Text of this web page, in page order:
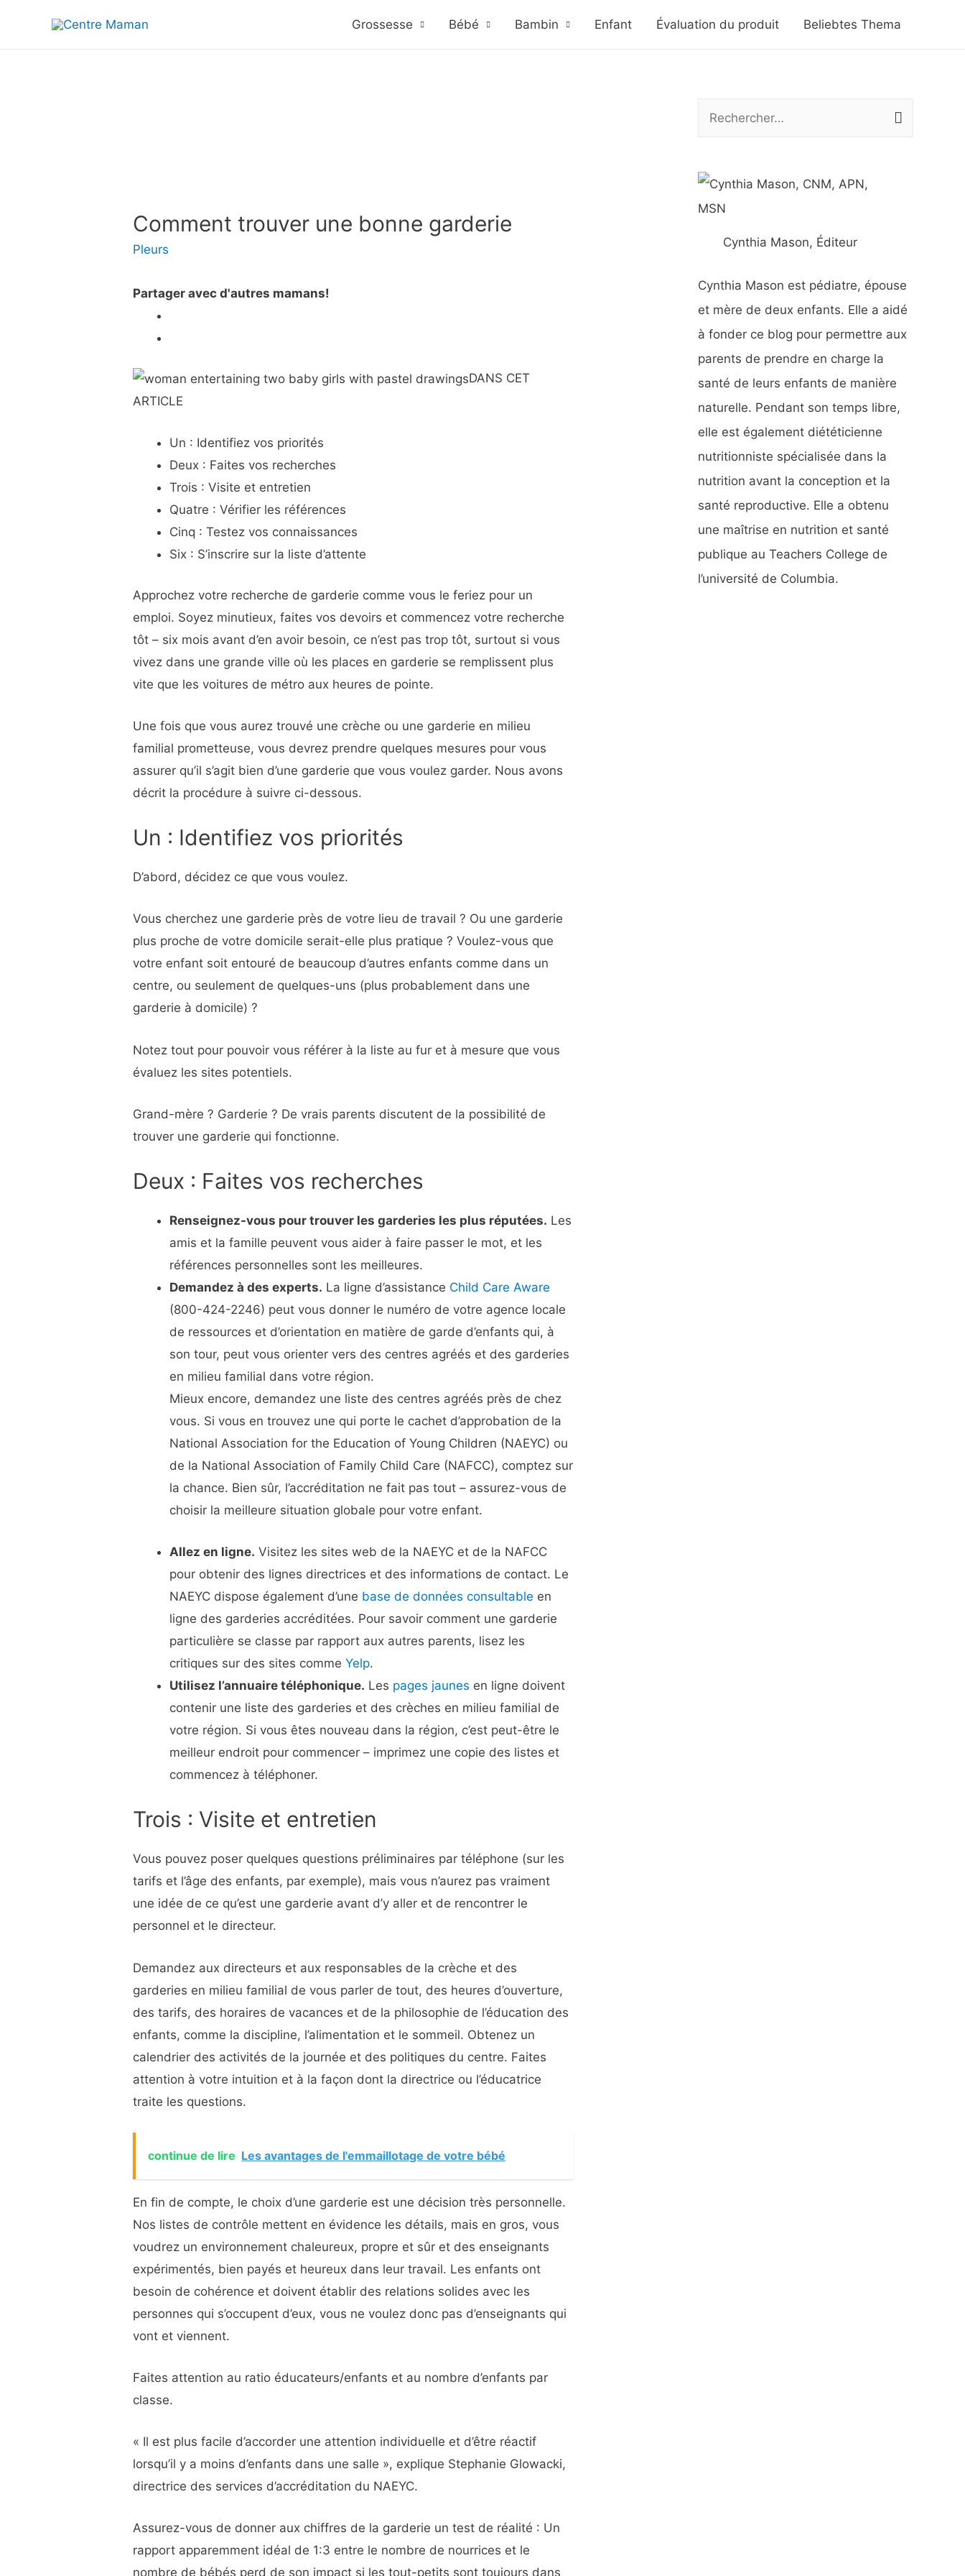
Grossesse Bébé Bambin Enfant Évaluation du produit Beliebtes Thema
Comment trouver une bonne garderie
Pleurs
Partager avec d'autres mamans!
DANS CET
ARTICLE
Un : Identifiez vos priorités
Deux : Faites vos recherches
Trois : Visite et entretien
Quatre : Vérifier les références
Cinq : Testez vos connaissances
Six : S’inscrire sur la liste d’attente
Approchez votre recherche de garderie comme vous le feriez pour un
emploi. Soyez minutieux, faites vos devoirs et commencez votre recherche
tôt – six mois avant d’en avoir besoin, ce n’est pas trop tôt, surtout si vous
vivez dans une grande ville où les places en garderie se remplissent plus
vite que les voitures de métro aux heures de pointe.
Une fois que vous aurez trouvé une crèche ou une garderie en milieu
familial prometteuse, vous devrez prendre quelques mesures pour vous
assurer qu’il s’agit bien d’une garderie que vous voulez garder. Nous avons
décrit la procédure à suivre ci-dessous.
Un : Identifiez vos priorités
D’abord, décidez ce que vous voulez.
Vous cherchez une garderie près de votre lieu de travail ? Ou une garderie
plus proche de votre domicile serait-elle plus pratique ? Voulez-vous que
votre enfant soit entouré de beaucoup d’autres enfants comme dans un
centre, ou seulement de quelques-uns (plus probablement dans une
garderie à domicile) ?
Notez tout pour pouvoir vous référer à la liste au fur et à mesure que vous
évaluez les sites potentiels.
Grand-mère ? Garderie ? De vrais parents discutent de la possibilité de
trouver une garderie qui fonctionne.
Deux : Faites vos recherches
Renseignez-vous pour trouver les garderies les plus réputées. Les
amis et la famille peuvent vous aider à faire passer le mot, et les
références personnelles sont les meilleures.
Demandez à des experts. La ligne d’assistance Child Care Aware
(800-424-2246) peut vous donner le numéro de votre agence locale
de ressources et d’orientation en matière de garde d’enfants qui, à
son tour, peut vous orienter vers des centres agréés et des garderies
en milieu familial dans votre région.
Mieux encore, demandez une liste des centres agréés près de chez
vous. Si vous en trouvez une qui porte le cachet d’approbation de la
National Association for the Education of Young Children (NAEYC) ou
de la National Association of Family Child Care (NAFCC), comptez sur
la chance. Bien sûr, l’accréditation ne fait pas tout – assurez-vous de
choisir la meilleure situation globale pour votre enfant.
Allez en ligne. Visitez les sites web de la NAEYC et de la NAFCC
pour obtenir des lignes directrices et des informations de contact. Le
NAEYC dispose également d’une base de données consultable en
ligne des garderies accréditées. Pour savoir comment une garderie
particulière se classe par rapport aux autres parents, lisez les
critiques sur des sites commeYelp.
Utilisez l’annuaire téléphonique. Les pages jaunes en ligne doivent
contenir une liste des garderies et des crèches en milieu familial de
votre région. Si vous êtes nouveau dans la région, c’est peut-être le
meilleur endroit pour commencer – imprimez une copie des listes et
commencez à téléphoner.
Trois : Visite et entretien
Vous pouvez poser quelques questions préliminaires par téléphone (sur les
tarifs et l’âge des enfants, par exemple), mais vous n’aurez pas vraiment
une idée de ce qu’est une garderie avant d’y aller et de rencontrer le
personnel et le directeur.
Demandez aux directeurs et aux responsables de la crèche et des
garderies en milieu familial de vous parler de tout, des heures d’ouverture,
des tarifs, des horaires de vacances et de la philosophie de l’éducation des
enfants, comme la discipline, l’alimentation et le sommeil. Obtenez un
calendrier des activités de la journée et des politiques du centre. Faites
attention à votre intuition et à la façon dont la directrice ou l’éducatrice
traite les questions.
continue de lire Les avantages de l'emmaillotage de votre bébé
En fin de compte, le choix d’une garderie est une décision très personnelle.
Nos listes de contrôle mettent en évidence les détails, mais en gros, vous
voudrez un environnement chaleureux, propre et sûr et des enseignants
expérimentés, bien payés et heureux dans leur travail. Les enfants ont
besoin de cohérence et doivent établir des relations solides avec les
personnes qui s’occupent d’eux, vous ne voulez donc pas d’enseignants qui
vont et viennent.
Faites attention au ratio éducateurs/enfants et au nombre d’enfants par
classe.
« Il est plus facile d’accorder une attention individuelle et d’être réactif
lorsqu’il y a moins d’enfants dans une salle », explique Stephanie Glowacki,
directrice des services d’accréditation du NAEYC.
Assurez-vous de donner aux chiffres de la garderie un test de réalité : Un
rapport apparemment idéal de 1:3 entre le nombre de nourrices et le
nombre de bébés perd de son impact si les tout-petits sont toujours dans
h
e
h
e
r
:
Cynthia Mason, Éditeur
Cynthia Mason est pédiatre, épouse
et mère de deux enfants. Elle a aidé
à fonder ce blog pour permettre aux
parents de prendre en charge la
santé de leurs enfants de manière
naturelle. Pendant son temps libre,
elle est également diététicienne
nutritionniste spécialisée dans la
nutrition avant la conception et la
santé reproductive. Elle a obtenu
une maîtrise en nutrition et santé
publique au Teachers College de
l’université de Columbia.